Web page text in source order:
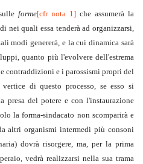
forme[cfr nota 1] che assumerà la
nei quali essa tenderà ad organizzarsi,
modi genererà, e la cui dinamica sarà
quanto più l'evolvere dell'estrema
contraddizioni e i parossismi propri del
di questo processo, se esso si
presa del potere e con l'instaurazione
la forma-sindacato non scomparirà e
altri organismi intermedi più consoni
dovrà risorgere, ma, per la prima
vedrà realizzarsi nella sua trama